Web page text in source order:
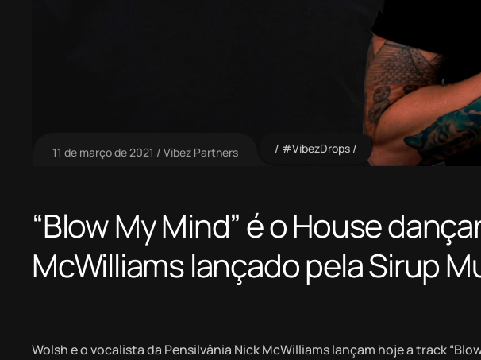
11 de março de 2021 Vibez Partners #VibezDrops
“Blow My Mind” é o House
McWilliams lançado pela Sirup
Wolsh e o vocalista da Pensilvânia Nick McWilliams lançam hoje a track